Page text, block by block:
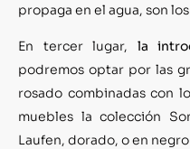
propaga en el agua, son
En tercer lugar, la
podremos optar por las
rosado combinadas con
muebles la colección
Laufen, dorado, o en